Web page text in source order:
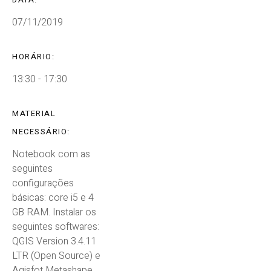
07/11/2019
HORÁRIO:
13:30 - 17:30
MATERIAL
NECESSÁRIO:
Notebook com as
seguintes
configurações
básicas: core i5 e 4
GB RAM. Instalar os
seguintes softwares:
QGIS Version 3.4.11
LTR (Open Source) e